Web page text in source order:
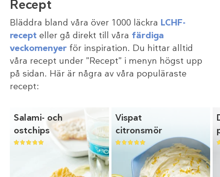
Recept
Bläddra bland våra över 1000 läckra LCHF-
recept eller gå direkt till våra färdiga
veckomenyer för inspiration. Du hittar alltid
våra recept under ”Recept” i menyn högst upp
på sidan. Här är några av våra populäraste
recept:
Salami- och
ostchips
Vispat
citronsmör